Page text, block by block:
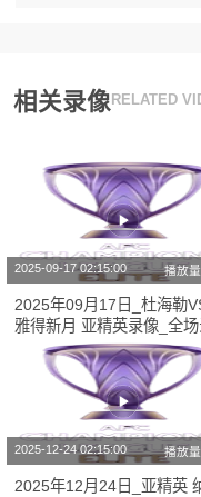
相关录像 RELATED
2025-09-17 02:15:00 播放
2025年09月17日_杜海勒
雅得新月 亚精英录像_全场
【全场回放】
2025-12-24 02:15:00 播放
2025年12月24日_亚精英